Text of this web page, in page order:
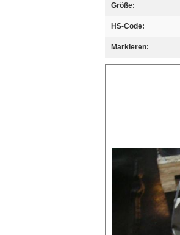
Größe:
HS-Code:
Markieren: